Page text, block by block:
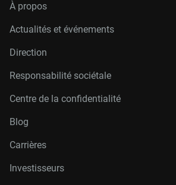
À propos
Actualités et événements
Direction
Responsabilité sociétale
Centre de la confidentialité
Blog
Carrières
Investisseurs